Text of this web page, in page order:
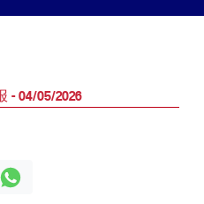
- 04/05/2026